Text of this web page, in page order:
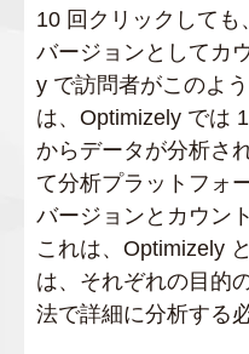
10 回クリックして
バージョンとしてカ
y で訪問者がこのよ
は、Optimizely では
からデータが分析さ
て分析プラットフォ
バージョンとカウン
これは、Optimizely
は、それぞれの目的
法で詳細に分析する